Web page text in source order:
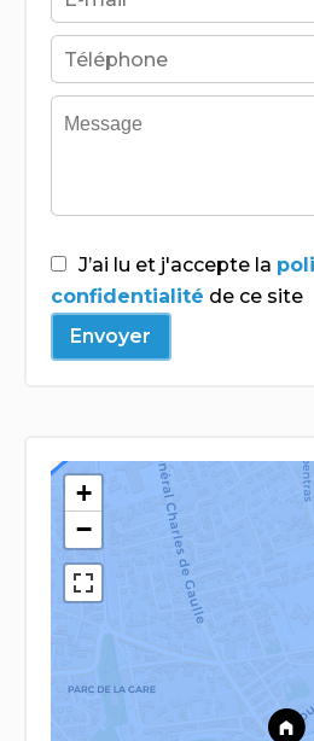
J’ai lu et j'accepte la
confidentialité de ce site
Envoyer
+
−